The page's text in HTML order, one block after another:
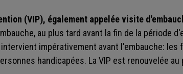
(VIP), également appelée visite
au plus tard avant la fin de la période
impérativement avant l'embauche: les
handicapées. La VIP est renouvelée